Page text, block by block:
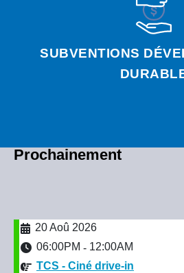
SUBVENTIONS
Prochainement
20 Aoû 2026
06:00PM - 12:00AM
TCS - Ciné drive-in